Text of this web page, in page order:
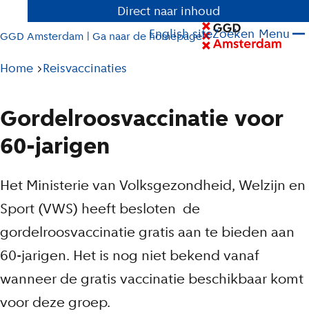
Direct naar inhoud
GGD Amsterdam | Ga naar de homepage
English siteZoeken Menu
Pad
huidige
pagina
Home Reisvaccinaties
Gordelroosvaccinatie voor
60-jarigen
Het Ministerie van Volksgezondheid, Welzijn en
Sport (VWS) heeft besloten de
gordelroosvaccinatie gratis aan te bieden aan
60-jarigen. Het is nog niet bekend vanaf
wanneer de gratis vaccinatie beschikbaar komt
voor deze groep.